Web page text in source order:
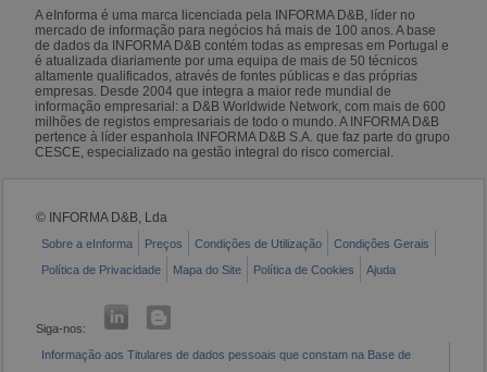
A eInforma é uma marca licenciada pela INFORMA D&B, líder no
mercado de informação para negócios há mais de 100 anos. A base
de dados da INFORMA D&B contém todas as empresas em Portugal e
é atualizada diariamente por uma equipa de mais de 50 técnicos
altamente qualificados, através de fontes públicas e das próprias
empresas. Desde 2004 que integra a maior rede mundial de
informação empresarial: a D&B Worldwide Network, com mais de 600
milhões de registos empresariais de todo o mundo. A INFORMA D&B
pertence à líder espanhola INFORMA D&B S.A. que faz parte do grupo
CESCE, especializado na gestão integral do risco comercial.
© INFORMA D&B, Lda
Sobre a eInforma Preços Condições de Utilização
Condições Gerais
Política de Privacidade
Mapa do Site Política de Cookies Ajuda
Siga-nos:
Informação aos Titulares de dados pessoais que constam na Base de